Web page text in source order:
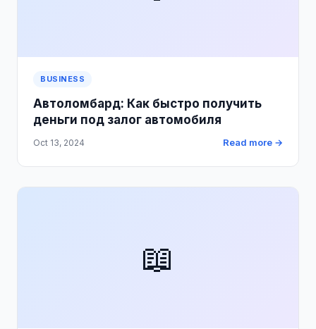
BUSINESS
Автоломбард: Как быстро получить
деньги под залог автомобиля
Oct 13, 2024 Read more →
📖